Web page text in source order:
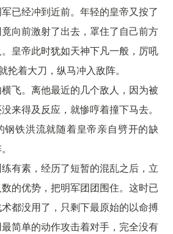
已经冲到近前。年轻的皇帝又按了
向前激射了出去，罩住了自己前方
皇帝此时犹如天神下凡一般，厉吼
抡着大刀，纵马冲入敌阵。
飞。离他最近的几个敌人，因为被
来得及反应，就惨哼着撞下马去。
钢铁洪流就随着皇帝亲自劈开的缺
有素，经历了短暂的混乱之后，立
的优势，把明军团团围住。这时已
都没用了，只剩下最原始的以命搏
简单的动作攻击着对手，完全没有